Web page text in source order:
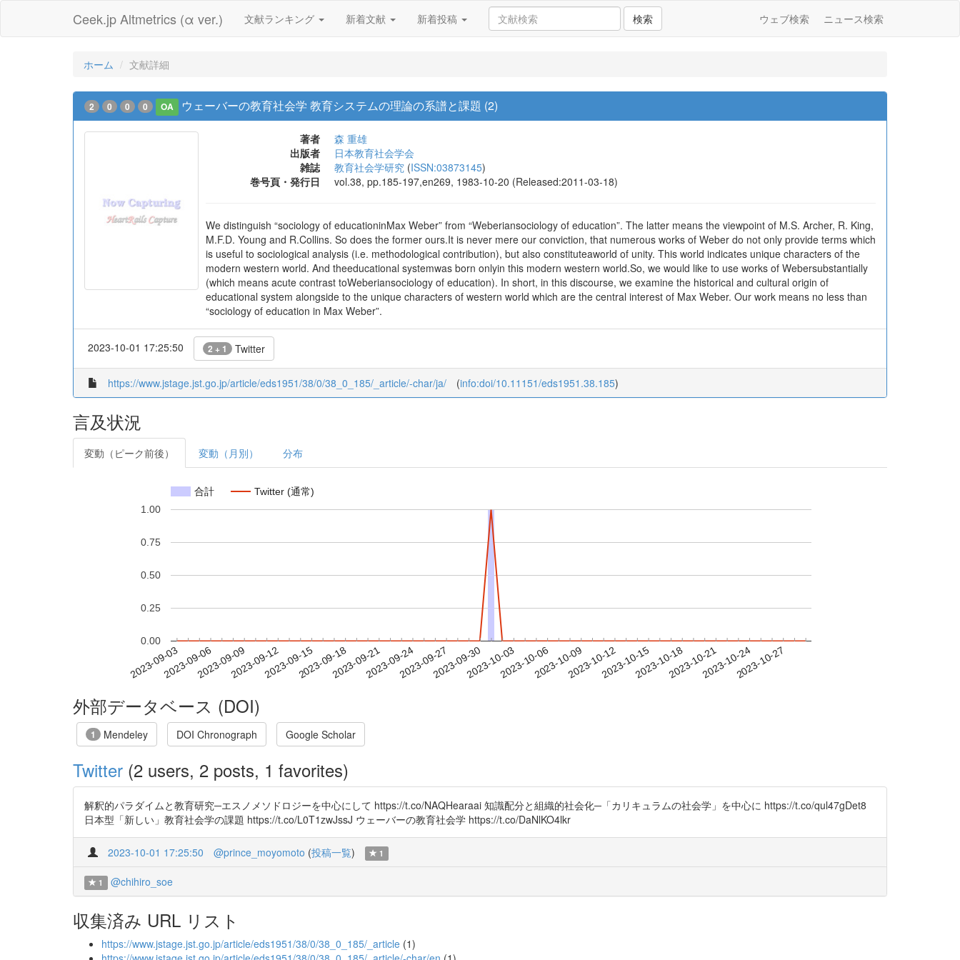
Ceek.jp Altmetrics (α ver.) 文献ランキング 新着文献 新着投稿 検索 ウェブ検索 ニュース検索
ホーム 文献詳細
2 0 0 0 OA ウェーバーの教育社会学 教育システムの理論の系譜と課題 (2)
著者
森 重雄
出版者
日本教育社会学会
雑誌
教育社会学研究 (ISSN:03873145)
巻号頁・発行日
vol.38, pp.185-197,en269, 1983-10-20 (Released:2011-03-18)
We distinguish “sociology of educationinMax Weber” from “Weberiansociology of education”. The latter means the viewpoint of M.S. Archer, R. King,
M.F.D. Young and R.Collins. So does the former ours.It is never mere our conviction, that numerous works of Weber do not only provide terms which
is useful to sociological analysis (i.e. methodological contribution), but also constituteaworld of unity. This world indicates unique characters of the
modern western world. And theeducational systemwas born onlyin this modern western world.So, we would like to use works of Webersubstantially
(which means acute contrast toWeberiansociology of education). In short, in this discourse, we examine the historical and cultural origin of
educational system alongside to the unique characters of western world which are the central interest of Max Weber. Our work means no less than
“sociology of education in Max Weber”.
2023-10-01 17:25:50 2 + 1 Twitter
https://www.jstage.jst.go.jp/article/eds1951/38/0/38_0_185/_article/-char/ja/ (info:doi/10.11151/eds1951.38.185)
言及状況
変動（ピーク前後） 変動（月別） 分布
合計 Twitter (通常)
2023-09-032023-09-062023-09-092023-09-122023-09-152023-09-182023-09-212023-09-242023-09-272023-09-302023-10-032023-10-062023-10-092023-10-122023-10-152023-10-182023-10-212023-10-242023-10-27
0.00
0.25
0.50
0.75
1.00
外部データベース (DOI)
1 Mendeley DOI Chronograph Google Scholar
Twitter (2 users, 2 posts, 1 favorites)
解釈的パラダイムと教育研究─エスノメソドロジーを中心にして https://t.co/NAQHearaai 知識配分と組織的社会化─「カリキュラムの社会学」を中心に https://t.co/qul47gDet8
日本型「新しい」教育社会学の課題 https://t.co/L0T1zwJssJ ウェーバーの教育社会学 https://t.co/DaNlKO4lkr
2023-10-01 17:25:50 @prince_moyomoto (投稿一覧) 1
1 @chihiro_soe
収集済み URL リスト
https://www.jstage.jst.go.jp/article/eds1951/38/0/38_0_185/_article (1)